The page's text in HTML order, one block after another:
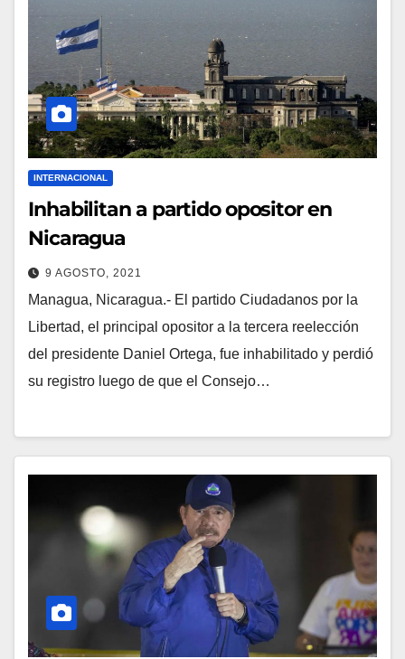
INTERNACIONAL
Inhabilitan a partido opositor en
Nicaragua
9 AGOSTO, 2021
Managua, Nicaragua.- El partido Ciudadanos por la
Libertad, el principal opositor a la tercera reelección
del presidente Daniel Ortega, fue inhabilitado y perdió
su registro luego de que el Consejo…